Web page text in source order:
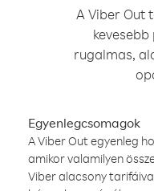
A Viber Out
rugalmas,
Egyenlegcsomagok
A Viber Out egyenleg
amikor valamilyen
Viber alacsony